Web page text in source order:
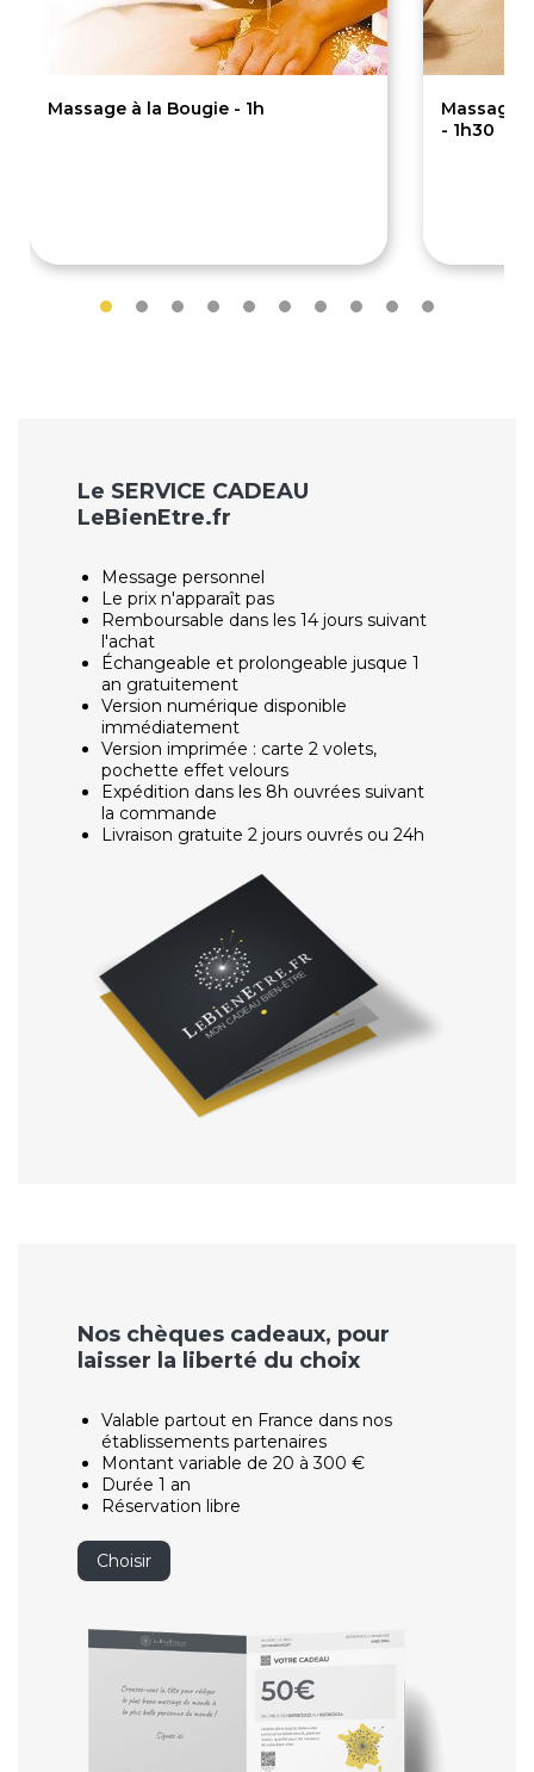
Massage à la Bougie - 1h
Massage
- 1h30
Le SERVICE CADEAU
LeBienEtre.fr
Message personnel
Le prix n'apparaît pas
Remboursable dans les 14 jours suivant
l'achat
Échangeable et prolongeable jusque 1
an gratuitement
Version numérique disponible
immédiatement
Version imprimée : carte 2 volets,
pochette effet velours
Expédition dans les 8h ouvrées suivant
la commande
Livraison gratuite 2 jours ouvrés ou 24h
Nos chèques cadeaux, pour
laisser la liberté du choix
Valable partout en France dans nos
établissements partenaires
Montant variable de 20 à 300 €
Durée 1 an
Réservation libre
Choisir